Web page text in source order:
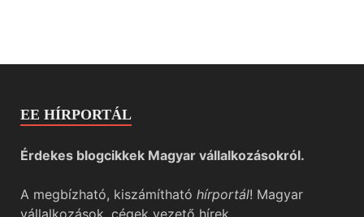
EE HÍRPORTÁL
Érdekes blogcikkek Magyar vállalkozásokról.
A megbízható, kiszámítható hírportál! Magyar
vállalkozások, cégek vezető hírek.